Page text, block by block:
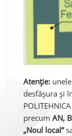
Atenție:
desfășura și
precum AN,
„Noul local”